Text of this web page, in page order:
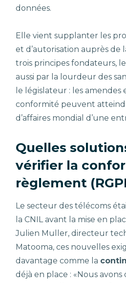
données.
Elle vient supplanter les
et d’autorisation auprès de
trois principes fondateurs, le
aussi par la lourdeur des
le législateur : les amendes
conformité peuvent
d’affaires mondial d’une
Quelles
vérifier la
règlement
Le secteur des télécoms
la CNIL avant la mise en
Julien Muller, directeur
Matooma, ces nouvelles
davantage comme la
déjà en place : «Nous